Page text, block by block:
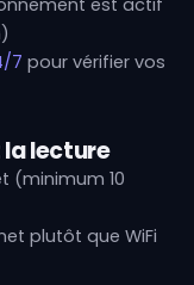
7 pour vérifier vos
la lecture
(minimum 10
plutôt que WiFi